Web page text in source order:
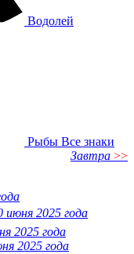
Водолей
Рыбы Все знаки
Завтра >>
июня 2025 года
2025 года
2025 года